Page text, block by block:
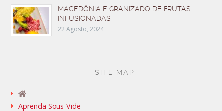
MACEDÔNIA E GRANIZADO DE FRUTAS
INFUSIONADAS
22 Agosto, 2024
SITE MAP
Aprenda Sous-Vide